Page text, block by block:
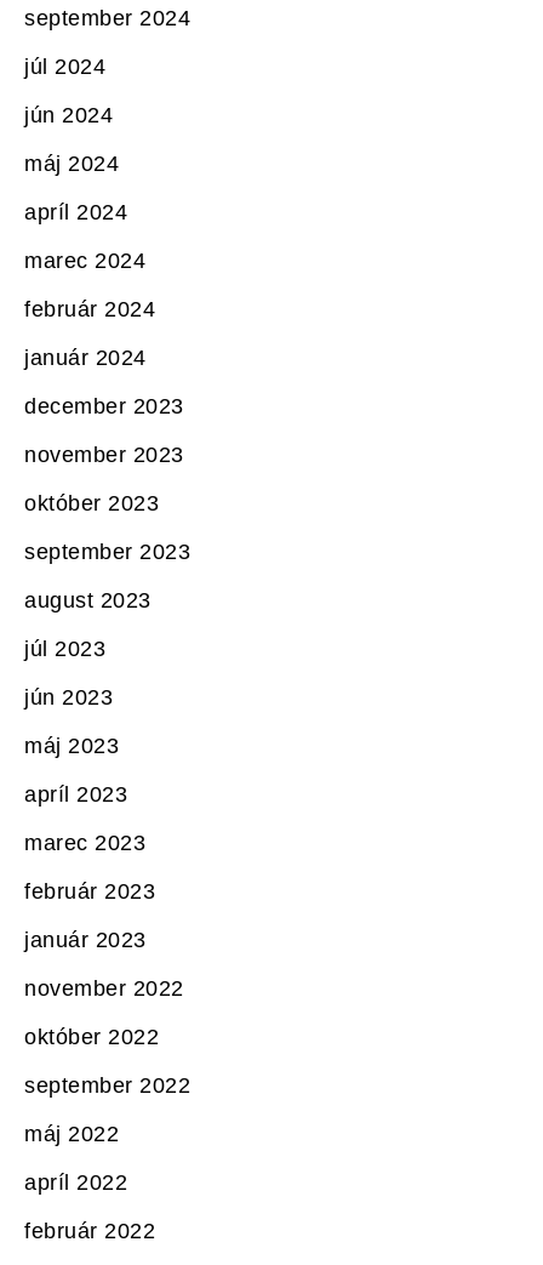
september 2024
júl 2024
jún 2024
máj 2024
apríl 2024
marec 2024
február 2024
január 2024
december 2023
november 2023
október 2023
september 2023
august 2023
júl 2023
jún 2023
máj 2023
apríl 2023
marec 2023
február 2023
január 2023
november 2022
október 2022
september 2022
máj 2022
apríl 2022
február 2022